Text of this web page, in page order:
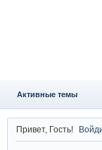
Активные темы
Привет, Гость!